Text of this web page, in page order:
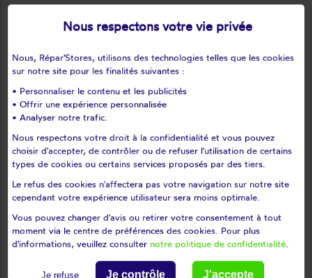
Montmagny
Montmorency
Mours
Moussy
Nerville-la-forêt
Nesles-la-vallée
Neuilly-en-vexin
Nointel
Nucourt
Omerville
Osny
Parmain
Persan
Pierrelaye
Piscop
Pontoise
Presles
Puiseux-en-france
Puiseux-pontoise
Roissy-en-france
Saint-brice-sous-forêt
Saint-clair-sur-epte
Nous respectons votre vie privée
Nous, Répar'Stores, utilisons des technologies telles que les cookies
sur notre site pour les finalités suivantes :
• Personnaliser le contenu et les publicités
• Offrir une expérience personnalisée
• Analyser notre trafic.
Nous respectons votre droit à la confidentialité et vous pouvez
choisir d'accepter, de contrôler ou de refuser l'utilisation de certains
types de cookies ou certains services proposés par des tiers.
Le refus des cookies n'affectera pas votre navigation sur notre site
cependant votre expérience utilisateur sera moins optimale.
Vous pouvez changer d'avis ou retirer votre consentement à tout
moment via le centre de préférences des cookies. Pour plus
d'informations, veuillez consulter notre politique de confidentialité.
Je refuse Je contrôle J'accepte